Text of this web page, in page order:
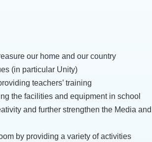
our home and our country
(in particular Unity)
teachers’ training
the facilities and equipment in school
and further strengthen the Media
by providing a variety of activities